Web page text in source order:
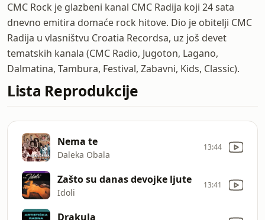
CMC Rock je glazbeni kanal CMC Radija koji 24 sata
dnevno emitira domaće rock hitove. Dio je obitelji CMC
Radija u vlasništvu Croatia Recordsa, uz još devet
tematskih kanala (CMC Radio, Jugoton, Lagano,
Dalmatina, Tambura, Festival, Zabavni, Kids, Classic).
Lista Reprodukcije
Nema te
Daleka Obala
13:44
Zašto su danas devojke ljute
Idoli
13:41
Drakula